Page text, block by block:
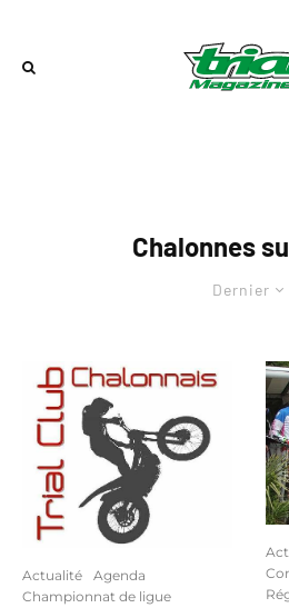
Chalonnes
Dernier
Actualité
Agenda
Championnat de ligue